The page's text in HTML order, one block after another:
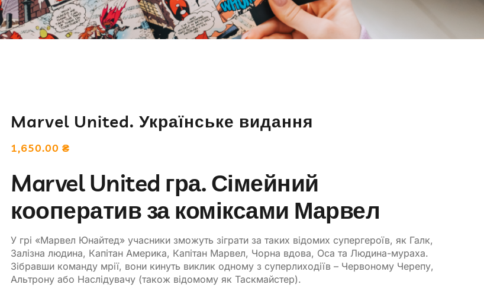
Marvel United. Українське видання
1,650.00₴
Marvel United гра. Сімейний
кооператив за коміксами Марвел
У грі «Марвел Юнайтед» учасники зможуть зіграти за таких відомих супергероїв, як Галк,
Залізна людина, Капітан Америка, Капітан Марвел, Чорна вдова, Оса та Людина-мураха.
Зібравши команду мрії, вони кинуть виклик одному з суперлиходіїв – Червоному Черепу,
Альтрону або Наслідувачу (також відомому як Таскмайстер).